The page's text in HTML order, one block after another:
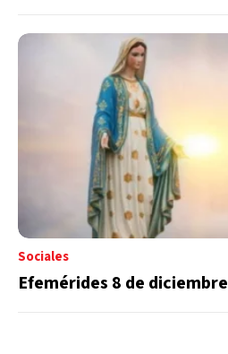
Sociales
Efemérides 8 de diciembre